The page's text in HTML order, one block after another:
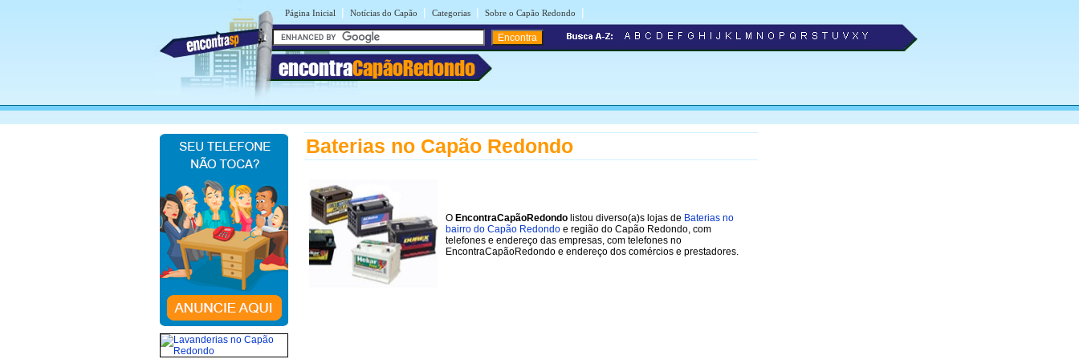
Página Inicial | Notícias do Capão | Categorias | Sobre o Capão Redondo |
encontraCapãoRedondo
Baterias no Capão Redondo
O EncontraCapãoRedondo listou diverso(a)s lojas de Baterias no
bairro do Capão Redondo e região do Capão Redondo, com
telefones e endereço das empresas, com telefones no
EncontraCapãoRedondo e endereço dos comércios e prestadores.